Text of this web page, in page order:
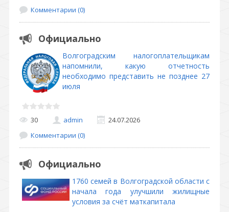
Комментарии (0)
Официально
Волгоградским налогоплательщикам
напомнили, какую отчетность
необходимо представить не позднее 27
июля
30 admin
24.07.2026
Комментарии (0)
Официально
1760 семей в Волгоградской области с
начала года улучшили жилищные
условия за счёт маткапитала